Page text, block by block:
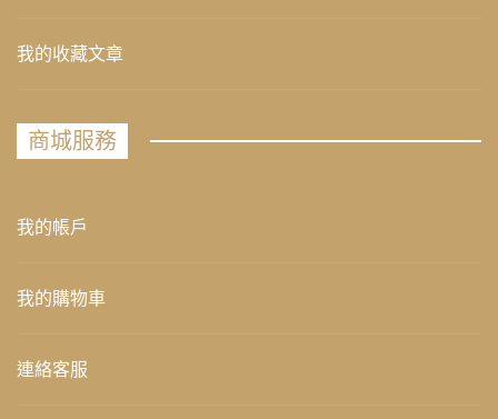
我的收藏文章
商城服務
我的帳戶
我的購物車
連絡客服